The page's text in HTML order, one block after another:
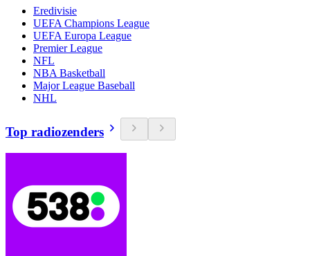
Eredivisie
UEFA Champions League
UEFA Europa League
Premier League
NFL
NBA Basketball
Major League Baseball
NHL
Top radiozenders